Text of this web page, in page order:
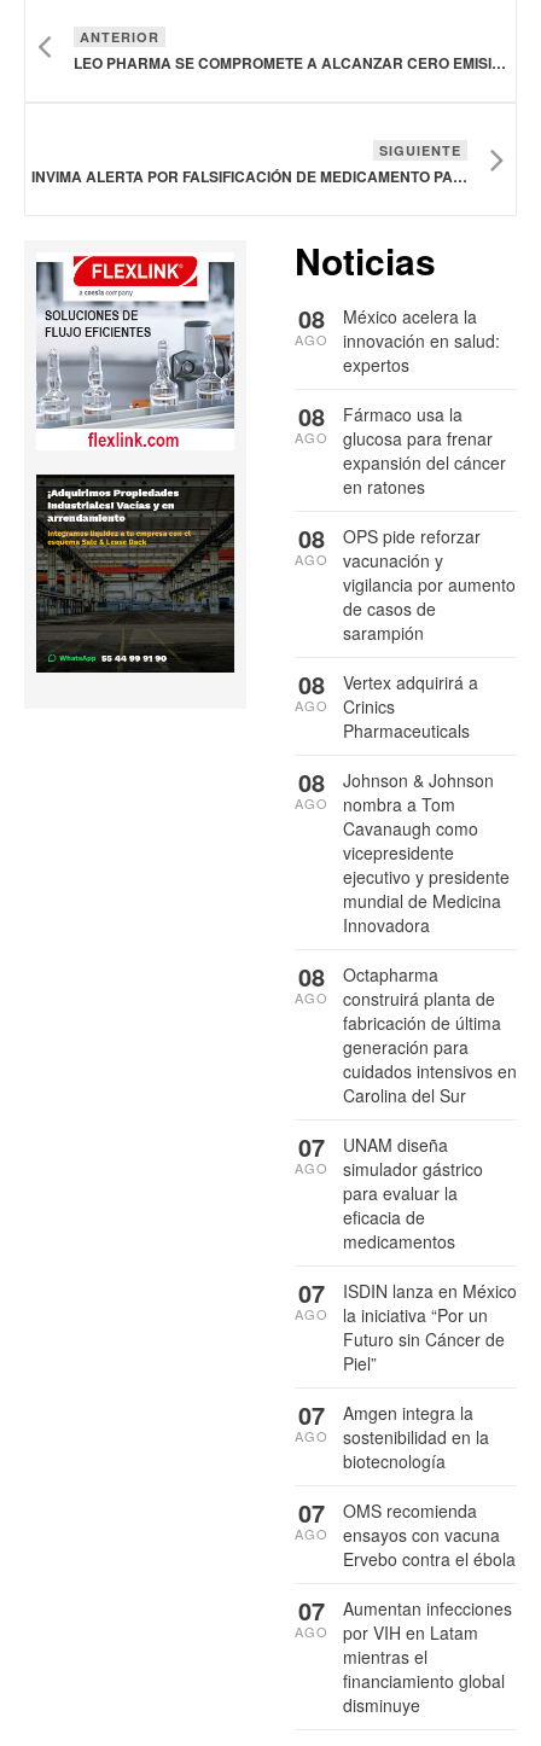
ANTERIOR
LEO PHARMA SE COMPROMETE A ALCANZAR CERO EMISIONES NETAS DE GASES DE EFECTO INVERNADERO PARA 2050
SIGUIENTE
INVIMA ALERTA POR FALSIFICACIÓN DE MEDICAMENTO PARA SÍNTOMAS PARA LA GRIPE
Noticias
México acelera la
innovación en salud:
expertos
08
AGO
Fármaco usa la
glucosa para frenar
expansión del cáncer
en ratones
08
AGO
OPS pide reforzar
vacunación y
vigilancia por aumento
de casos de
sarampión
08
AGO
Vertex adquirirá a
Crinics
Pharmaceuticals
08
AGO
Johnson & Johnson
nombra a Tom
Cavanaugh como
vicepresidente
ejecutivo y presidente
mundial de Medicina
Innovadora
08
AGO
Octapharma
construirá planta de
fabricación de última
generación para
cuidados intensivos en
Carolina del Sur
08
AGO
UNAM diseña
simulador gástrico
para evaluar la
eficacia de
medicamentos
07
AGO
ISDIN lanza en México
la iniciativa “Por un
Futuro sin Cáncer de
Piel”
07
AGO
Amgen integra la
sostenibilidad en la
biotecnología
07
AGO
OMS recomienda
ensayos con vacuna
Ervebo contra el ébola
07
AGO
Aumentan infecciones
por VIH en Latam
mientras el
financiamiento global
disminuye
07
AGO